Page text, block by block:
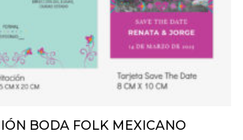
BODA FOLK MEXICANO